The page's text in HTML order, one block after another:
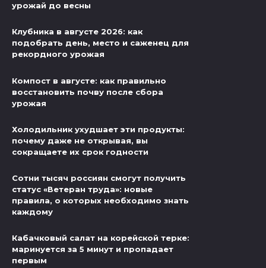
урожай до весны
Клубника в августе 2026: как
подобрать день, место и саженец для
рекордного урожая
Компост в августе: как правильно
восстановить почву после сбора
урожая
Холодильник ухудшает эти продукты:
почему даже не открывая, вы
сокращаете их срок годности
Сотни тысяч россиян смогут получить
статус «Ветеран труда»: новые
правила, о которых необходимо знать
каждому
Кабачковый салат на корейской терке:
маринуется за 5 минут и пропадает
первым